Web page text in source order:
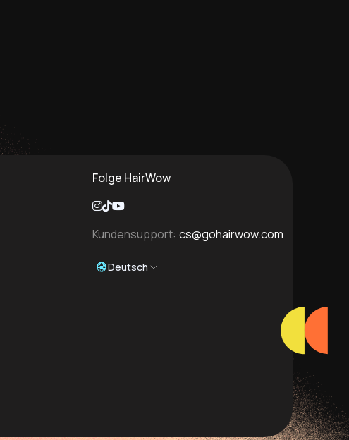
Folge HairWow
Kundensupport: cs@gohairwow.com
Deutsch